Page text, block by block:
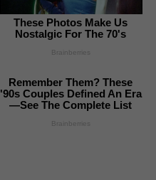
These Photos Make Us
Nostalgic For The 70's
Brainberries
Remember Them? These
'90s Couples Defined An Era
—See The Complete List
Brainberries